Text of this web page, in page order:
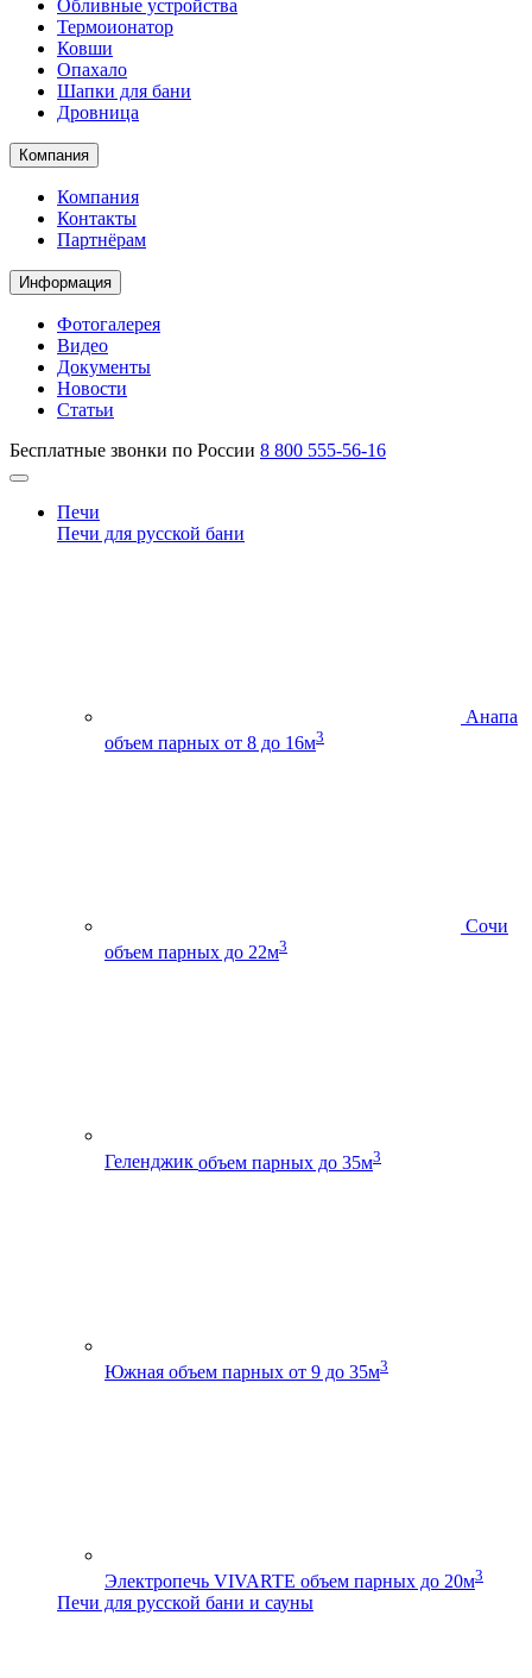
Обливные устройства
Термоионатор
Ковши
Опахало
Шапки для бани
Дровница
Компания
Компания
Контакты
Партнёрам
Информация
Фотогалерея
Видео
Документы
Новости
Статьи
Бесплатные звонки по России 8 800 555-56-16
Печи
Печи для русской бани
Анапа
объем парных от 8 до 16м3
Сочи
объем парных до 22м3
Геленджик объем парных до 35м3
Южная объем парных от 9 до 35м3
Электропечь VIVARTE объем парных до 20м3
Печи для русской бани и сауны